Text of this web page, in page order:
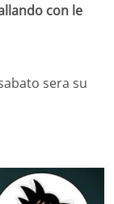
con le
sera su